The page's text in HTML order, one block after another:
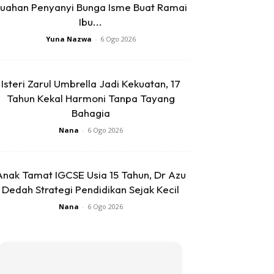
Penyanyi Bunga Isme Buat Ramai
Ibu...
Yuna Nazwa - 6 Ogo 2026
Isteri Zarul Umbrella Jadi Kekuatan, 17
Tahun Kekal Harmoni Tanpa Tayang
Bahagia
Nana - 6 Ogo 2026
Tamat IGCSE Usia 15 Tahun, Dr Azu
Dedah Strategi Pendidikan Sejak Kecil
Nana - 6 Ogo 2026